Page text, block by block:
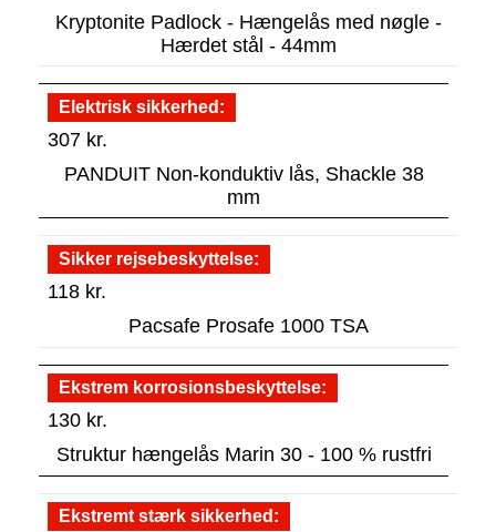
Kryptonite Padlock - Hængelås med nøgle -
Hærdet stål - 44mm
Elektrisk sikkerhed
PANDUIT Non-konduktiv lås, Shackle 38
mm
307 kr.
Sikker rejsebeskyttelse
Pacsafe Prosafe 1000 TSA
118 kr.
Ekstrem korrosionsbeskyttelse
Struktur hængelås Marin 30 - 100 % rustfri
130 kr.
Ekstremt stærk sikkerhed